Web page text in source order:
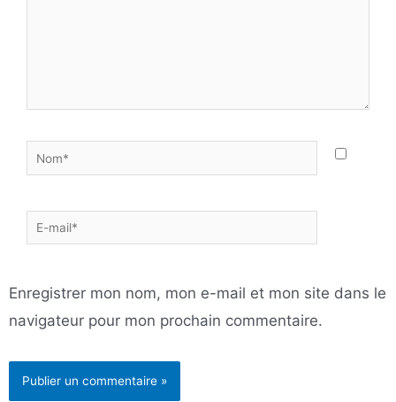
Nom*
E-
mail*
Enregistrer mon nom, mon e-mail et mon site dans le
navigateur pour mon prochain commentaire.